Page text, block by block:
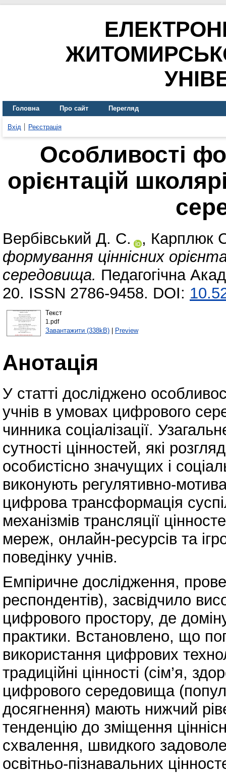
Головна Про сайт Перегляд
Вхід Реєстрація
Особливості
орієнтацій
Вербівський Д. С. , Карплюк
формування ціннісних
середовища. Педагогічна
20. ISSN 2786-9458. DOI:
Текст
1.pdf
Завантажити (338kB)| Preview
Анотація
У статті досліджено
учнів в умовах цифрового
чинника соціалізації.
сутності цінностей, які
особистісно значущих і
виконують регулятивно-
цифрова трансформація
механізмів трансляції
мереж, онлайн-ресурсів та
поведінку учнів.
Емпіричне дослідження,
респондентів), засвідчило
цифрового простору, де
практики. Встановлено, що
використання цифрових
традиційні цінності (сім’я,
цифрового середовища
досягнення) мають нижчий
тенденцію до зміщення
схвалення, швидкого
освітньо-пізнавальних